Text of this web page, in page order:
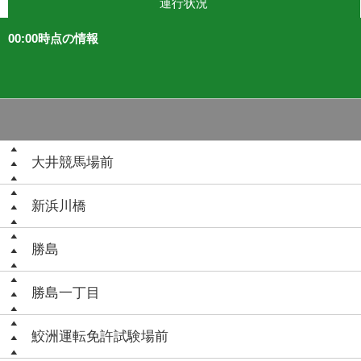
運行状況
00:00時点の情報
大井競馬場前
新浜川橋
勝島
勝島一丁目
鮫洲運転免許試験場前